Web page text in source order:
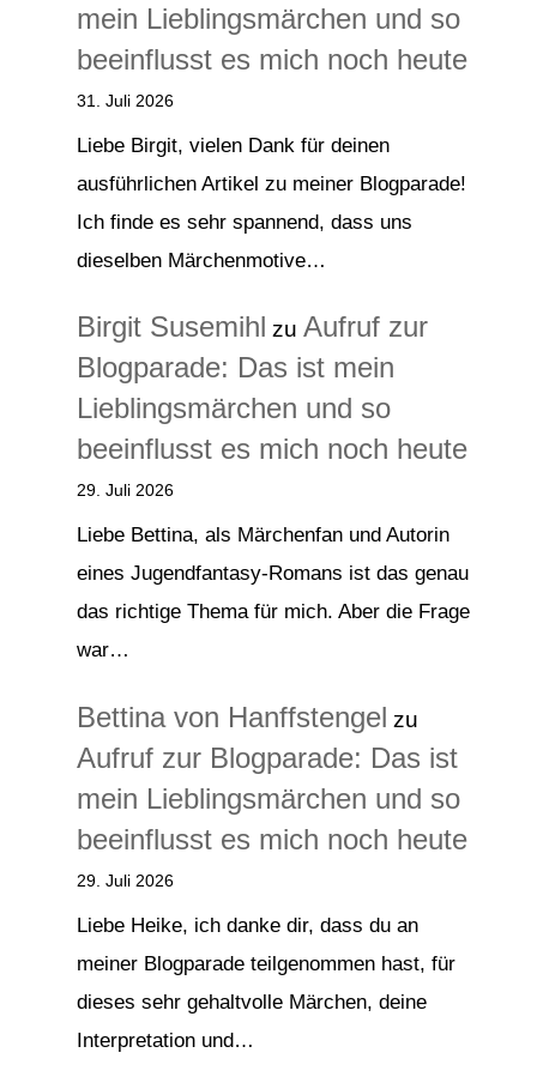
mein Lieblingsmärchen und so
beeinflusst es mich noch heute
31. Juli 2026
Liebe Birgit, vielen Dank für deinen
ausführlichen Artikel zu meiner Blogparade!
Ich finde es sehr spannend, dass uns
dieselben Märchenmotive…
Birgit Susemihl zu Aufruf zur
Blogparade: Das ist mein
Lieblingsmärchen und so
beeinflusst es mich noch heute
29. Juli 2026
Liebe Bettina, als Märchenfan und Autorin
eines Jugendfantasy-Romans ist das genau
das richtige Thema für mich. Aber die Frage
war…
Bettina von Hanffstengel zu
Aufruf zur Blogparade: Das ist
mein Lieblingsmärchen und so
beeinflusst es mich noch heute
29. Juli 2026
Liebe Heike, ich danke dir, dass du an
meiner Blogparade teilgenommen hast, für
dieses sehr gehaltvolle Märchen, deine
Interpretation und…